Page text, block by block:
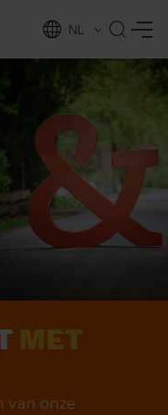
EN
NL
MET
van onze